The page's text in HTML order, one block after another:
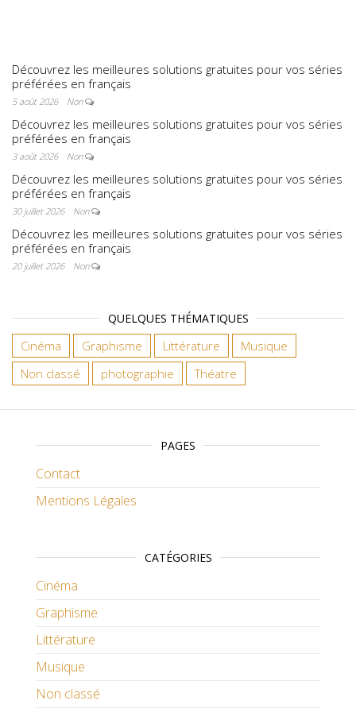
Découvrez les meilleures solutions gratuites pour vos séries
préférées en français
5 août 2026 Non
Découvrez les meilleures solutions gratuites pour vos séries
préférées en français
3 août 2026 Non
Découvrez les meilleures solutions gratuites pour vos séries
préférées en français
30 juillet 2026 Non
Découvrez les meilleures solutions gratuites pour vos séries
préférées en français
20 juillet 2026 Non
QUELQUES THÉMATIQUES
Cinéma Graphisme Littérature
Musique
Non classé
photographie Théatre
PAGES
Contact
Mentions Légales
CATÉGORIES
Cinéma
Graphisme
Littérature
Musique
Non classé